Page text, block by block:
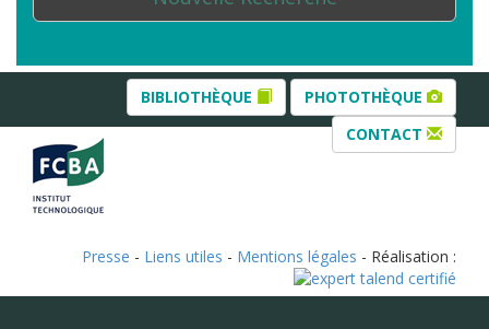
BIBLIOTHÈQUE
PHOTOTHÈQUE
CONTACT
Presse - Liens utiles - Mentions légales - Réalisation :